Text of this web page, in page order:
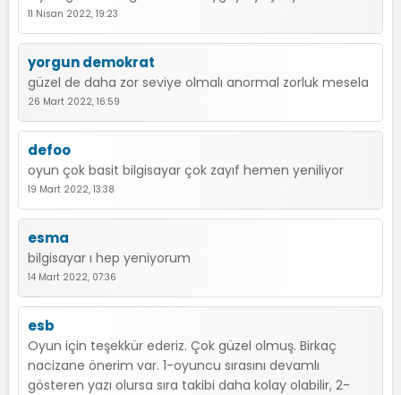
11 Nisan 2022, 19:23
yorgun demokrat
güzel de daha zor seviye olmalı anormal zorluk mesela
26 Mart 2022, 16:59
defoo
oyun çok basit bilgisayar çok zayıf hemen yeniliyor
19 Mart 2022, 13:38
esma
bilgisayar ı hep yeniyorum
14 Mart 2022, 07:36
esb
Oyun için teşekkür ederiz. Çok güzel olmuş. Birkaç
nacizane önerim var. 1-oyuncu sırasını devamlı
gösteren yazı olursa sıra takibi daha kolay olabilir, 2-